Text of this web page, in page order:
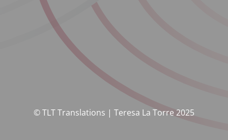
© TLT Translations | Teresa La Torre 2025